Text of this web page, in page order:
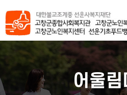
어울림